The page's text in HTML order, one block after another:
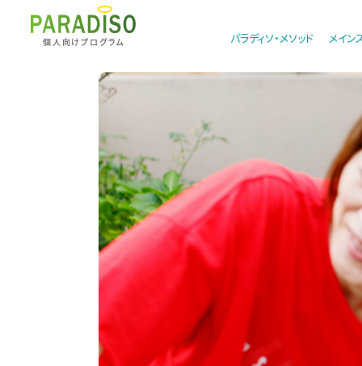
個人向けプログラム パラディソ・メソッド メイン